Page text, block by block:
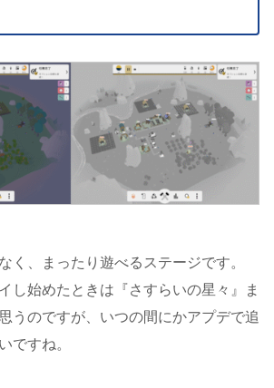
く、まったり遊べるステージです。
し始めたときは『さすらいの星々』ま
うのですが、いつの間にかアプデで追
ですね。